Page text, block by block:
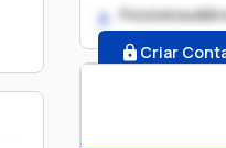
2. Possível
Criar